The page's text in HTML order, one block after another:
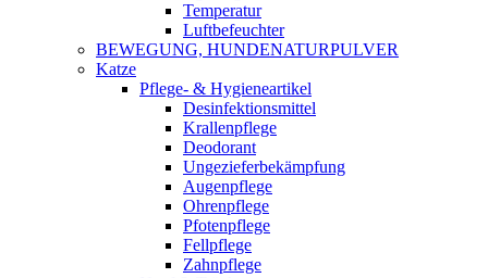
Temperatur
Luftbefeuchter
BEWEGUNG, HUNDENATURPULVER
Katze
Pflege- & Hygieneartikel
Desinfektionsmittel
Krallenpflege
Deodorant
Ungezieferbekämpfung
Augenpflege
Ohrenpflege
Pfotenpflege
Fellpflege
Zahnpflege